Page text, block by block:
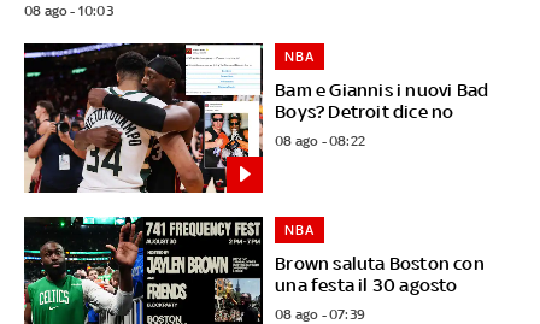
08 ago - 10:03
Bam e Giannis i nuovi Bad
Boys? Detroit dice no
NBA
08 ago - 08:22
Brown saluta Boston con
una festa il 30 agosto
NBA
08 ago - 07:39